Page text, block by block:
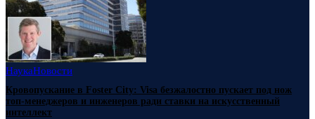
НаукаНовости
Кровопускание в Foster City: Visa безжалостно пускает под нож
топ-менеджеров и инженеров ради ставки на искусственный
интеллект